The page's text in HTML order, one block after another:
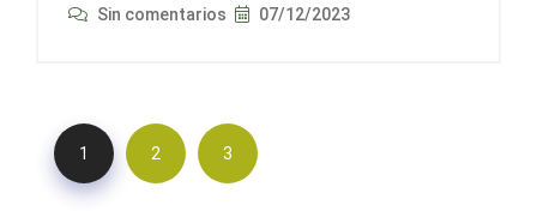
Sin comentarios 07/12/2023
1 2 3